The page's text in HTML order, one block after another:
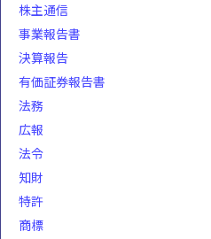
株主通信
事業報告書
決算報告
有価証券報告書
法務
広報
法令
知財
特許
商標